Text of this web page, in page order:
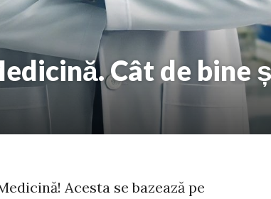
Cât de bine
Acesta se bazează pe